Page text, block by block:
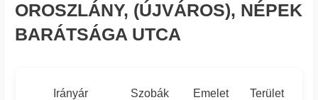
OROSZLÁNY, (ÚJVÁROS), NÉPEK
BARÁTSÁGA UTCA
Irányár Szobák Emelet Terület